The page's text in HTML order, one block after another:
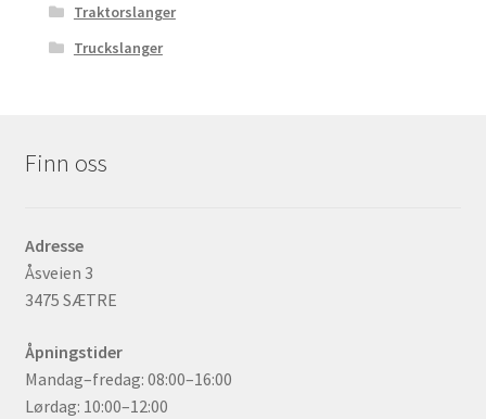
Traktorslanger
Truckslanger
Finn oss
Adresse
Åsveien 3
3475 SÆTRE
Åpningstider
Mandag–fredag: 08:00–16:00
Lørdag: 10:00–12:00